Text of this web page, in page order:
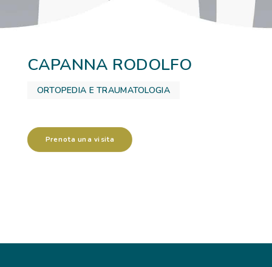
FORMAZIONE
CAPANNA RODOLFO
ORTOPEDIA E TRAUMATOLOGIA
Prenota una visita